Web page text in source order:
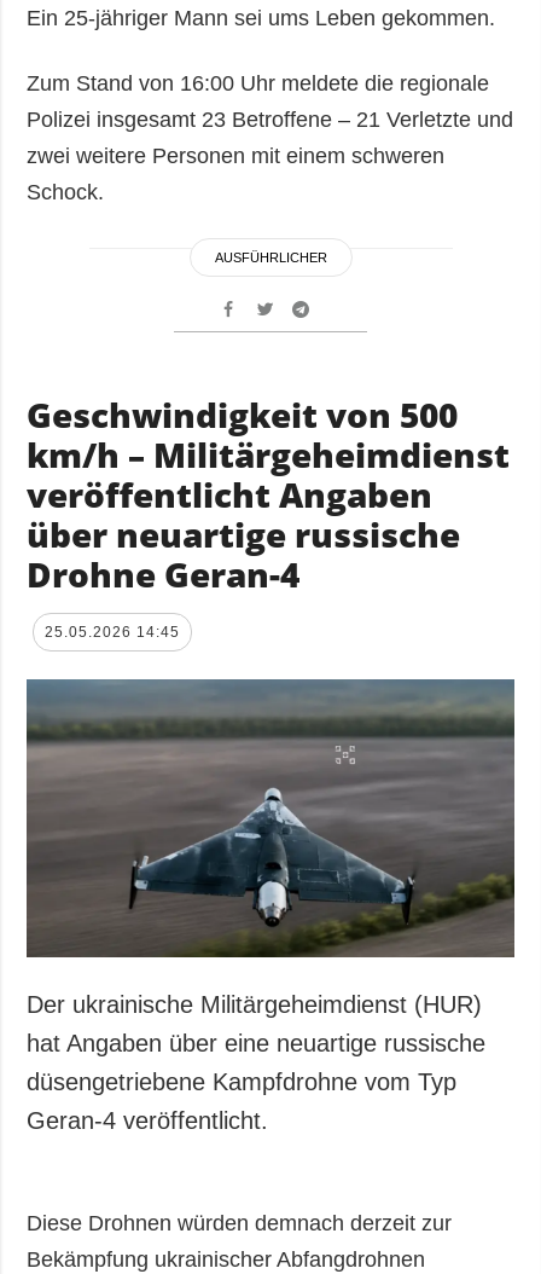
Ein 25-jähriger Mann sei ums Leben gekommen.
Zum Stand von 16:00 Uhr meldete die regionale
Polizei insgesamt 23 Betroffene – 21 Verletzte und
zwei weitere Personen mit einem schweren
Schock.
AUSFÜHRLICHER
Geschwindigkeit von 500
km/h – Militärgeheimdienst
veröffentlicht Angaben
über neuartige russische
Drohne Geran-4
25.05.2026 14:45
Der ukrainische Militärgeheimdienst (HUR)
hat Angaben über eine neuartige russische
düsengetriebene Kampfdrohne vom Typ
Geran-4 veröffentlicht.
Diese Drohnen würden demnach derzeit zur
Bekämpfung ukrainischer Abfangdrohnen